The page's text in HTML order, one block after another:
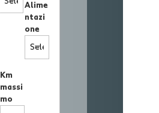
Alime
ntazi
one
Km
massi
mo